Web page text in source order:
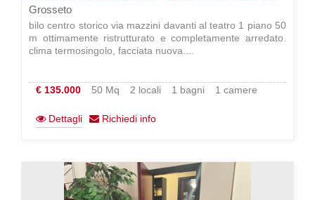
Grosseto
bilo centro storico via mazzini davanti al teatro 1 piano 50
m ottimamente ristrutturato e completamente arredato.
clima termosingolo, facciata nuova....
€ 135.000 50 Mq 2 locali 1 bagni 1 camere
Dettagli Richiedi info